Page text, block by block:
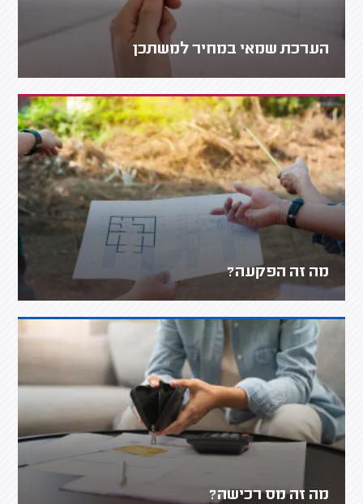
הערכת שמאי במחיר למשתכן
מה זה הפקעה?
מה זה מס רכישה?